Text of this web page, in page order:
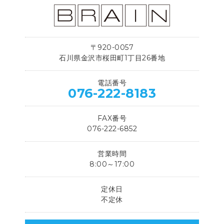
〒920-0057
石川県金沢市桜田町1丁目26番地
電話番号
076-222-8183
FAX番号
076-222-6852
営業時間
8:00～17:00
定休日
不定休